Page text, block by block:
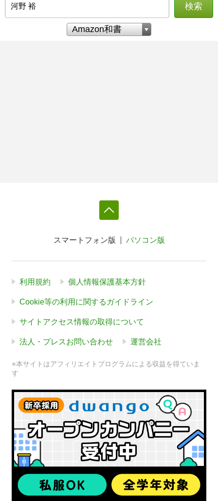
検索
スマートフォン版 パソコン版
利用規約 個人情報保護基本方針
Cookie等の利用に関するガイドライン
サイトアクセス情報の取得について
法人・プレスお問い合わせ 運営会社
※本サイトはアフィリエイトプログラムによる収益を得ていま
す